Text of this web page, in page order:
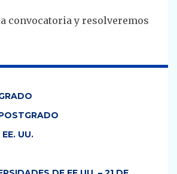
convocatoria y resolveremos
UU.